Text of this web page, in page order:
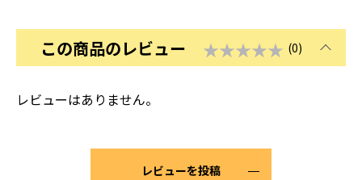
この商品のレビュー ★★★★★ (0)
レビューはありません。
レビューを投稿